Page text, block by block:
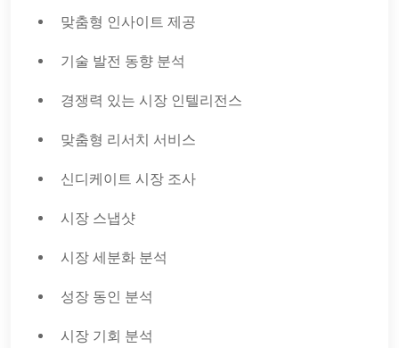
맞춤형 인사이트 제공
기술 발전 동향 분석
경쟁력 있는 시장 인텔리전스
맞춤형 리서치 서비스
신디케이트 시장 조사
시장 스냅샷
시장 세분화 분석
성장 동인 분석
시장 기회 분석